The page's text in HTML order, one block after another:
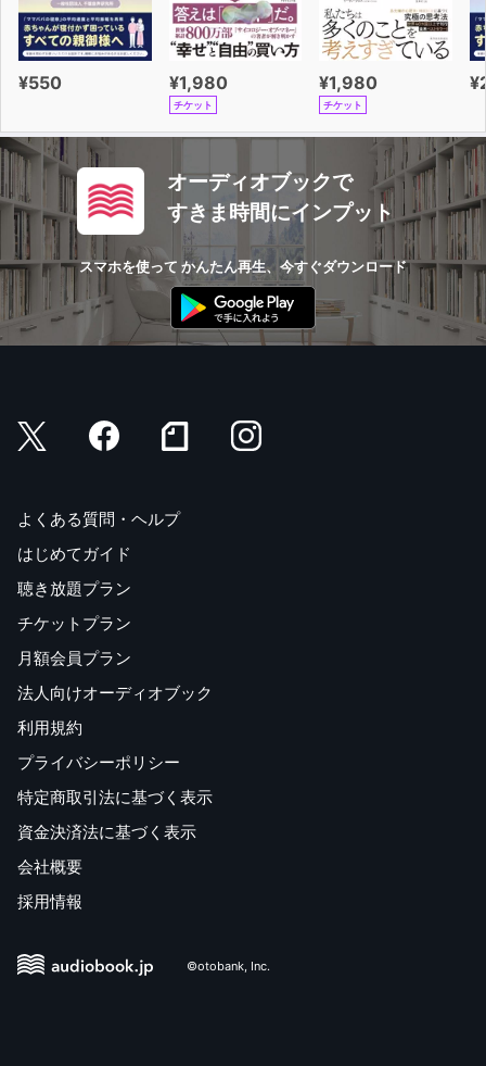
¥550 ¥1,980
チケット
¥1,980
チケット
オーディオブックで
すきま時間にインプット
スマホを使って かんたん再生、今すぐダウンロード
よくある質問・ヘルプ
はじめてガイド
聴き放題プラン
チケットプラン
月額会員プラン
法人向けオーディオブック
利用規約
プライバシーポリシー
特定商取引法に基づく表示
資金決済法に基づく表示
会社概要
採用情報
©otobank, Inc.